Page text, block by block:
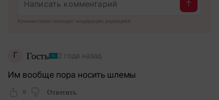
Комментарии проходят модерацию редакцией
Г Гость 2 года назад
Им вообще пора носить шлемы
Ответить